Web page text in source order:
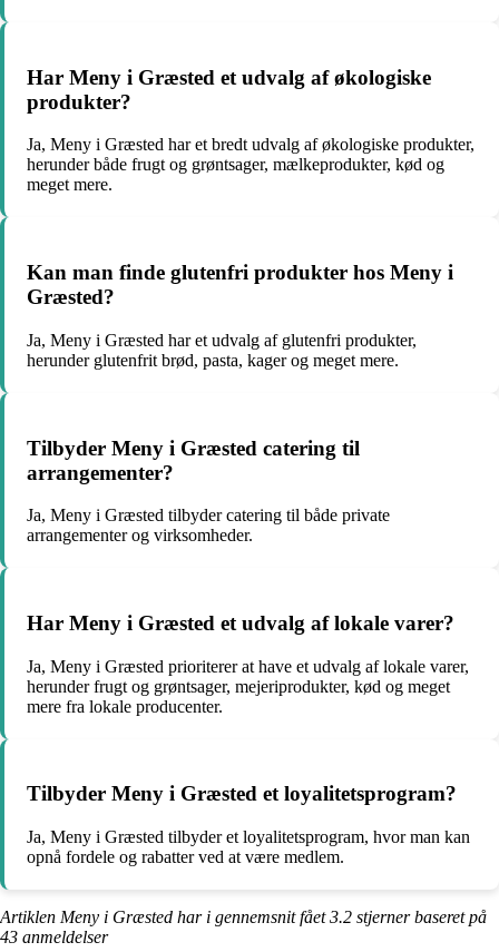
Har Meny i Græsted et udvalg af økologiske
produkter?
Ja, Meny i Græsted har et bredt udvalg af økologiske produkter,
herunder både frugt og grøntsager, mælkeprodukter, kød og
meget mere.
Kan man finde glutenfri produkter hos Meny i
Græsted?
Ja, Meny i Græsted har et udvalg af glutenfri produkter,
herunder glutenfrit brød, pasta, kager og meget mere.
Tilbyder Meny i Græsted catering til
arrangementer?
Ja, Meny i Græsted tilbyder catering til både private
arrangementer og virksomheder.
Har Meny i Græsted et udvalg af lokale varer?
Ja, Meny i Græsted prioriterer at have et udvalg af lokale varer,
herunder frugt og grøntsager, mejeriprodukter, kød og meget
mere fra lokale producenter.
Tilbyder Meny i Græsted et loyalitetsprogram?
Ja, Meny i Græsted tilbyder et loyalitetsprogram, hvor man kan
opnå fordele og rabatter ved at være medlem.
Artiklen Meny i Græsted har i gennemsnit fået3.2 stjerner baseret på
43 anmeldelser